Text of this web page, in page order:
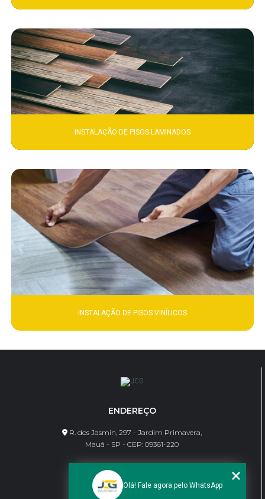
INSTALAÇÃO DE PISOS LAMINADOS
INSTALAÇÃO DE PISOS VINÍLICOS
ENDEREÇO
R. dos Jasmin, 297 - Jardim Primavera,
Mauá - SP - CEP: 09361-220
CONTATO
(11) 95462-8630
Olá! Fale agora pelo WhatsApp